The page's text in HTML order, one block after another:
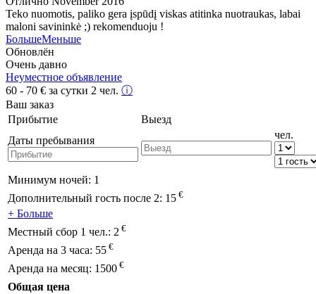
Teko nuomotis, paliko gera įspūdį viskas atitinka nuotraukas, labai
maloni savininkė ;) rekomenduoju !
БольшеМеньше
Обновлён
Очень давно
Неуместное объявление
60 - 70 € за сутки 2 чел. ⓘ
Ваш заказ
Прибытие
Выезд
Даты пребывания
чел.
Минимум ночей: 1
Дополнительный гость после 2: 15 €
+ Больше
Местный сбор 1 чел.: 2 €
Аренда на 3 часа: 55 €
Аренда на месяц: 1500 €
Общая цена